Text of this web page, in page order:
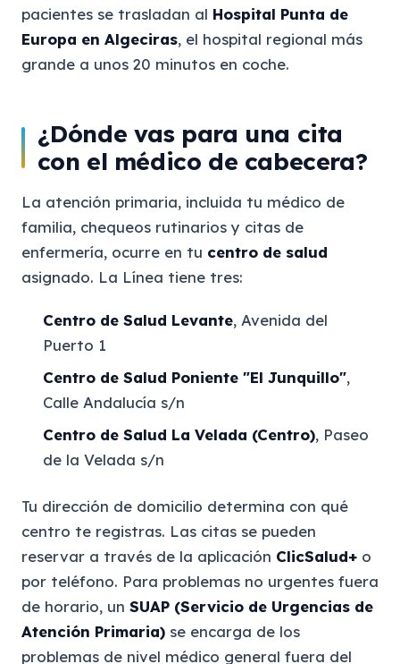
pacientes se trasladan al Hospital Punta de
Europa en Algeciras, el hospital regional más
grande a unos 20 minutos en coche.
¿Dónde vas para una cita
con el médico de cabecera?
La atención primaria, incluida tu médico de
familia, chequeos rutinarios y citas de
enfermería, ocurre en tu centro de salud
asignado. La Línea tiene tres:
Centro de Salud Levante, Avenida del
Puerto 1
Centro de Salud Poniente "El Junquillo",
Calle Andalucía s/n
Centro de Salud La Velada (Centro), Paseo
de la Velada s/n
Tu dirección de domicilio determina con qué
centro te registras. Las citas se pueden
reservar a través de la aplicación ClicSalud+ o
por teléfono. Para problemas no urgentes fuera
de horario, un SUAP (Servicio de Urgencias de
Atención Primaria) se encarga de los
problemas de nivel médico general fuera del